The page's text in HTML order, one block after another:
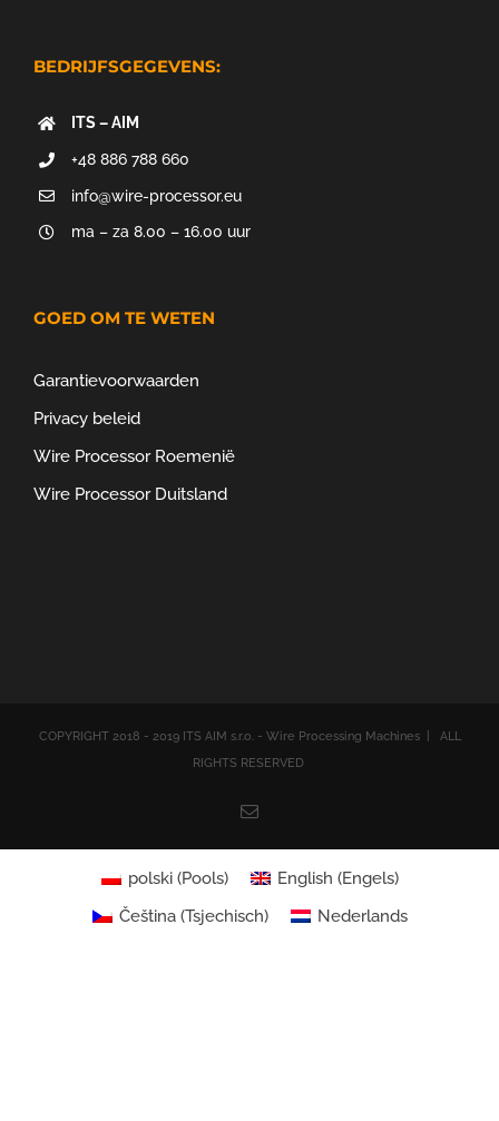
BEDRIJFSGEGEVENS:
ITS – AIM
+48 886 788 660
info@wire-processor.eu
ma – za 8.00 – 16.00 uur
GOED OM TE WETEN
Garantievoorwaarden
Privacy beleid
Wire Processor Roemenië
Wire Processor Duitsland
COPYRIGHT 2018 - 2019 ITS AIM s.r.o. - Wire Processing Machines | ALL
RIGHTS RESERVED
Email
polski(Pools) English (Engels)
Čeština(Tsjechisch) Nederlands